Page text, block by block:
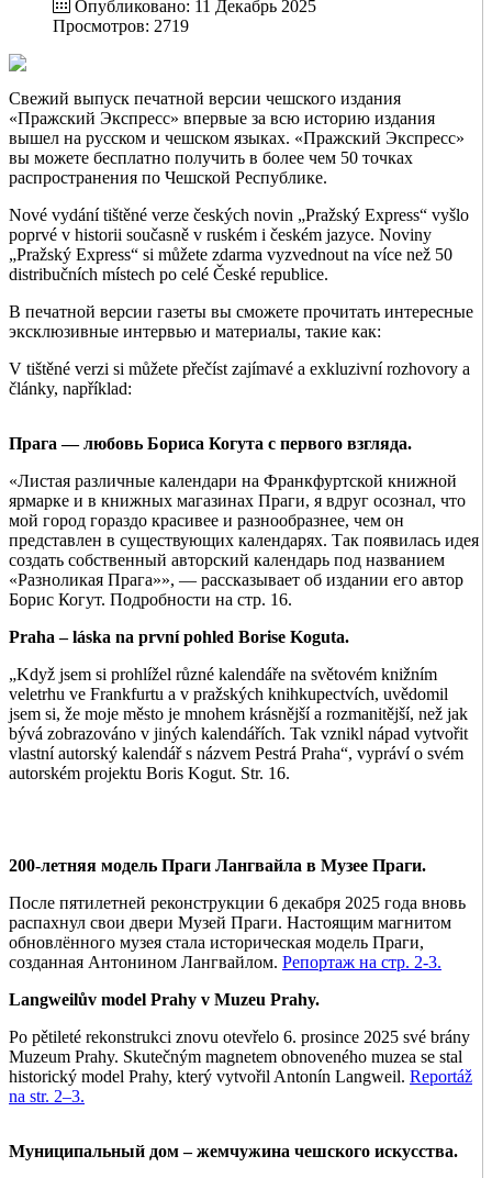
Опубликовано: 11 Декабрь 2025
Просмотров: 2719
Свежий выпуск печатной версии чешского издания
«Пражский Экспресс» впервые за всю историю издания
вышел на русском и чешском языках. «Пражский Экспресс»
вы можете бесплатно получить в более чем 50 точках
распространения по Чешской Республике.
Nové vydání tištěné verze českých novin „Pražský Express“ vyšlo
poprvé v historii současně v ruském i českém jazyce. Noviny
„Pražský Express“ si můžete zdarma vyzvednout na více než 50
distribučních místech po celé České republice.
В печатной версии газеты вы сможете прочитать интересные
эксклюзивные интервью и материалы, такие как:
V tištěné verzi si můžete přečíst zajímavé a exkluzivní rozhovory a
články, například:
Прага — любовь Бориса Когута с первого взгляда.
«Листая различные календари на Франкфуртской книжной
ярмарке и в книжных магазинах Праги, я вдруг осознал, что
мой город гораздо красивее и разнообразнее, чем он
представлен в существующих календарях. Так появилась идея
создать собственный авторский календарь под названием
«Разноликая Прага»», — рассказывает об издании его автор
Борис Когут. Подробности на стр. 16.
Praha – láska na první pohled Borise Koguta.
„Když jsem si prohlížel různé kalendáře na světovém knižním
veletrhu ve Frankfurtu a v pražských knihkupectvích, uvědomil
jsem si, že moje město je mnohem krásnější a rozmanitější, než jak
bývá zobrazováno v jiných kalendářích. Tak vznikl nápad vytvořit
vlastní autorský kalendář s názvem Pestrá Praha“, vypráví o svém
autorském projektu Boris Kogut. Str. 16.
200-летняя модель Праги Лангвайла в Музее Праги.
После пятилетней реконструкции 6 декабря 2025 года вновь
распахнул свои двери Музей Праги. Настоящим магнитом
обновлённого музея стала историческая модель Праги,
созданная Антонином Лангвайлом. Репортаж на стр. 2-3.
Langweilův model Prahy v Muzeu Prahy.
Po pětileté rekonstrukci znovu otevřelo 6. prosince 2025 své brány
Muzeum Prahy. Skutečným magnetem obnoveného muzea se stal
historický model Prahy, který vytvořil Antonín Langweil. Reportáž
na str. 2–3.
Муниципальный дом – жемчужина чешского искусства.